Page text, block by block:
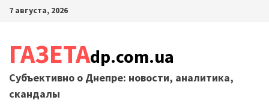
Перейти
7 августа, 2026
ГАЗЕТАdp.com.ua
Субъективно о Днепре: новости, аналитика,
скандалы